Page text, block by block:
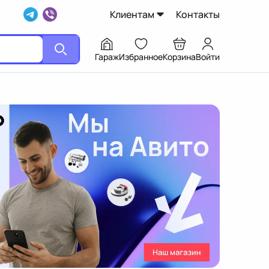
Клиентам Контакты
ГаражИзбранноеКорзинаВойти